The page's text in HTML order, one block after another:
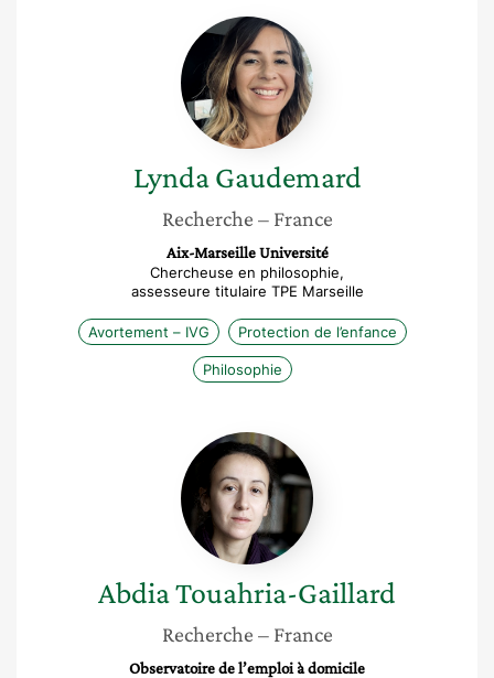
Lynda
Gaudemard
Lynda Gaudemard
Recherche – France
Aix-Marseille Université
Chercheuse en philosophie,
assesseure titulaire TPE Marseille
Avortement – IVG Protection de l’enfance
Philosophie
Abdia
Touahria-
Gaillard
AbdiaTouahria-Gaillard
Recherche – France
Observatoire de l’emploi à domicile